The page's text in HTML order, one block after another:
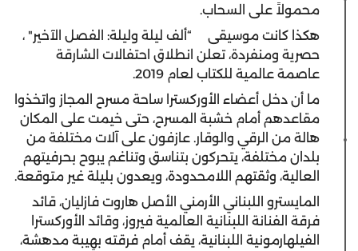
محمولاً على السحاب.
هكذا كانت موسيقى
“ألف ليلة وليلة: الفصل الآخير" ،
حصرية ومنفردة، تعلن انطلاق احتفالات الشارقة
عاصمة عالمية للكتاب لعام 2019.
ما أن دخل أعضاء الأوركسترا ساحة مسرح المجاز واتخذوا
مقاعدهم أمام خشبة المسرح، حتى خيمت على المكان
هالة من الرقي والوقار. عازفون على آلات مختلفة من
بلدان مختلفة، يتحركون بتناسق وتناغم يبوح بحرفيتهم
العالية، وثقتهم اللامحدودة، ويعدون بليلة غير متوقعة.
المايسترو اللبناني الأرمني الأصل هاروت فازليان، قائد
فرقة الفنانة اللبنانية العالمية فيروز، وقائد الأوركسترا
الفيلهارمونية اللبنانية، يقف أمام فرقته بهيبة مدهشة،